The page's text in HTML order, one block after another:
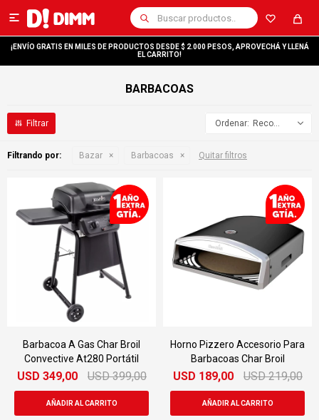

¡ENVÍO GRATIS EN MILES DE PRODUCTOS DESDE $ 2.000 PESOS, APROVECHÁ Y LLENÁ
EL CARRITO!
BARBACOAS
Recomendados
Filtrando por: Bazar Barbacoas Quitar filtros
Barbacoa A Gas Char Broil
Convective At280 Portátil
USD 349,00 USD 399,00
Horno Pizzero Accesorio Para
Barbacoas Char Broil
USD 189,00 USD 219,00